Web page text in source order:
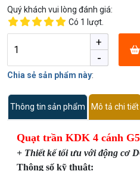
Quý khách vui lòng đánh giá:
Có 1 lượt.
-
+
Chia sẻ sản phẩm này:
Thông tin sản phẩm Mô tả chi tiết
Quạt trần KDK 4 cánh
+ Thiết kế tối ưu với động cơ
Thông số kỹ thuật: